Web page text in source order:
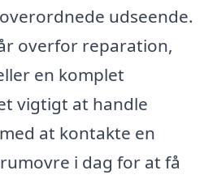
udseende.
overfor reparation,
en komplet
vigtigt at handle
at kontakte en
i dag for at få